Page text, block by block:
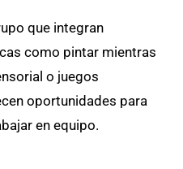
que integran
como pintar mientras
o juegos
oportunidades para
en equipo.